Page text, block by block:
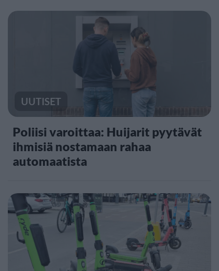
UUTISET
Poliisi varoittaa: Huijarit pyytävät
ihmisiä nostamaan rahaa
automaatista